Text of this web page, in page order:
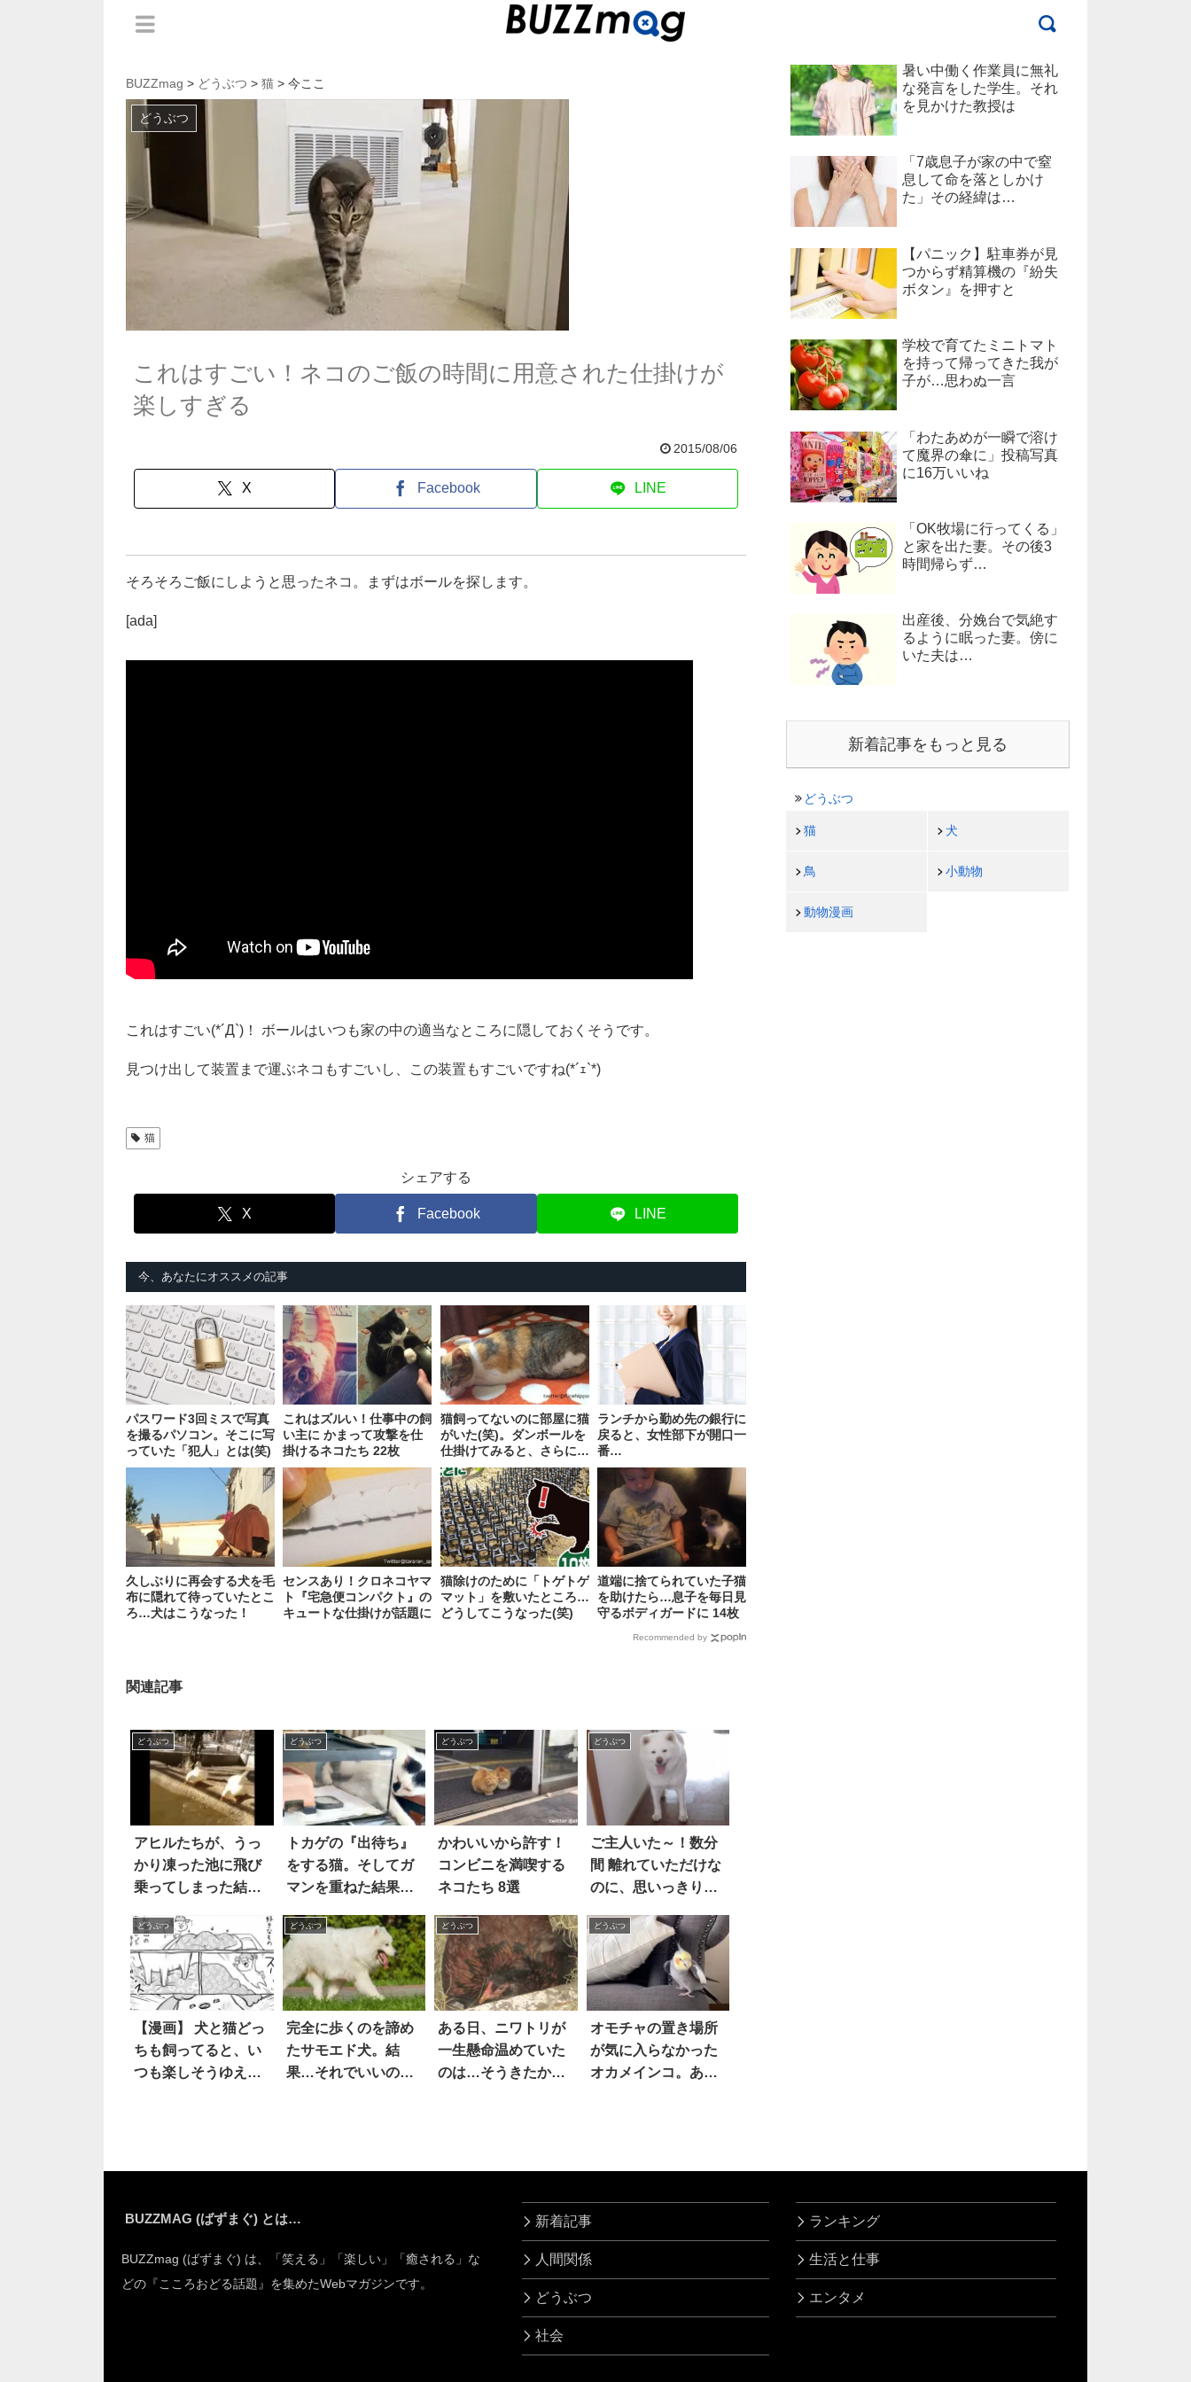
BUZZmag > どうぶつ > 猫 > 今ここ
どうぶつ
これはすごい！ネコのご飯の時間に用意された仕掛けが
楽しすぎる
2015/08/06
X Facebook LINE
そろそろご飯にしようと思ったネコ。まずはボールを探します。
[ada]
これはすごい(*´Д`)！ ボールはいつも家の中の適当なところに隠しておくそうです。
見つけ出して装置まで運ぶネコもすごいし、この装置もすごいですね(*´ｪ`*)
猫
シェアする
X Facebook LINE
今、あなたにオススメの記事
パスワード3回ミスで写真
を撮るパソコン。そこに写
っていた「犯人」とは(笑)
これはズルい！仕事中の飼
い主に かまって攻撃を仕
掛けるネコたち 22枚
猫飼ってないのに部屋に猫
がいた(笑)。ダンボールを
仕掛けてみると、さらに…
5枚
ランチから勤め先の銀行に
戻ると、女性部下が開口一
番…
久しぶりに再会する犬を毛
布に隠れて待っていたとこ
ろ…犬はこうなった！
センスあり！クロネコヤマ
ト『宅急便コンパクト』の
キュートな仕掛けが話題に
猫除けのために「トゲトゲ
マット」を敷いたところ…
どうしてこうなった(笑)
道端に捨てられていた子猫
を助けたら…息子を毎日見
守るボディガードに 14枚
Recommended by
関連記事
どうぶつ
アヒルたちが、うっ
かり凍った池に飛び
乗ってしまった結
ン(笑)！
どうぶつ
トカゲの『出待ち』
をする猫。そしてガ
マンを重ねた結果、
どうぶつ
かわいいから許す！
コンビニを満喫する
ネコたち 8選
どうぶつ
ご主人いた～！数分
間 離れていただけな
のに、思いっきり甘
どうぶつ
【漫画】 犬と猫どっ
ちも飼ってると、い
つも楽しそうゆえに
どうぶつ
完全に歩くのを諦め
たサモエド犬。結
果…それでいいの
どうぶつ
ある日、ニワトリが
一生懸命温めていた
のは…そうきたか
どうぶつ
オモチャの置き場所
が気に入らなかった
オカメインコ。あま
暑い中働く作業員に無礼
な発言をした学生。それ
を見かけた教授は
「7歳息子が家の中で窒
息して命を落としかけ
た」その経緯は…
【パニック】駐車券が見
つからず精算機の『紛失
ボタン』を押すと
学校で育てたミニトマト
を持って帰ってきた我が
子が…思わぬ一言
「わたあめが一瞬で溶け
て魔界の傘に」投稿写真
に16万いいね
「OK牧場に行ってくる」
と家を出た妻。その後3
時間帰らず…
出産後、分娩台で気絶す
るように眠った妻。傍に
いた夫は…
新着記事をもっと見る
どうぶつ
猫 犬
鳥 小動物
動物漫画
BUZZMAG (ばずまぐ) とは…
BUZZmag (ばずまぐ) は、「笑える」「楽しい」「癒される」な
どの『こころおどる話題』を集めたWebマガジンです。
新着記事
人間関係
どうぶつ
社会
ランキング
生活と仕事
エンタメ